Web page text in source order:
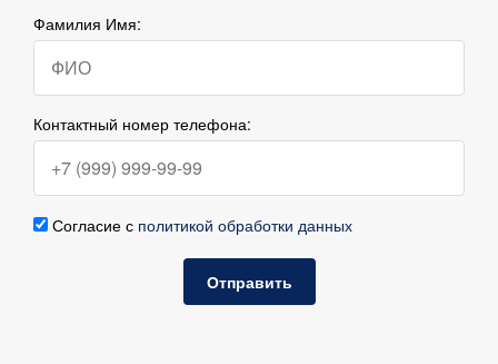
Фамилия Имя:
Контактный номер телефона:
Согласие с политикой обработки данных
Отправить